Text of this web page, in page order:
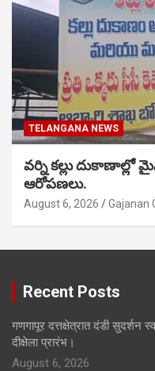
TELANGANA NEWS
వర్ని కల్లు దుకాణాల్లో
ఆరోపణలు.
August 6, 2026 Gajanan
Recent Posts
गणगापूर दत्तक्षेत्रात दंडी सुदर्शन
दीक्षेला प्रारंभ।
August 6, 2026